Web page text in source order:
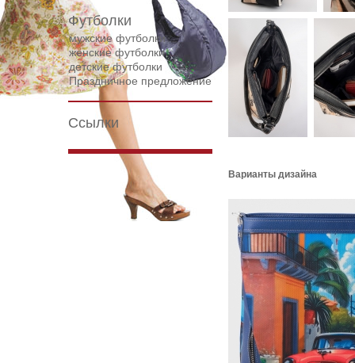
Футболки
мужские футболки
женские футболки
детские футболки
Праздничное предложение
Ссылки
Варианты дизайна